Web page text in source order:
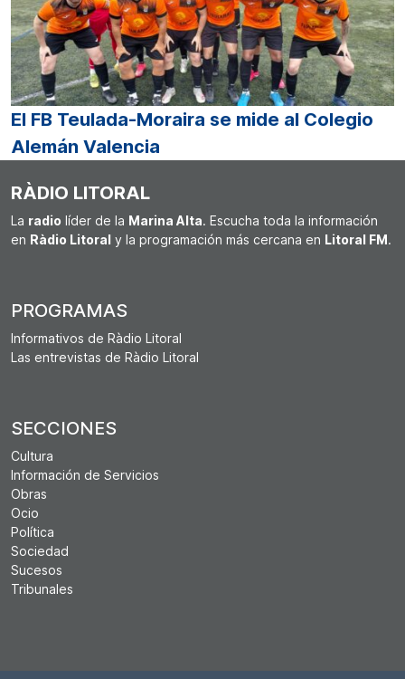
El FB Teulada-Moraira se mide al Colegio
Alemán Valencia
RÀDIO LITORAL
La radio líder de la Marina Alta. Escucha toda la información
en Ràdio Litoral y la programación más cercana en Litoral FM.
PROGRAMAS
Informativos de Ràdio Litoral
Las entrevistas de Ràdio Litoral
SECCIONES
Cultura
Información de Servicios
Obras
Ocio
Política
Sociedad
Sucesos
Tribunales